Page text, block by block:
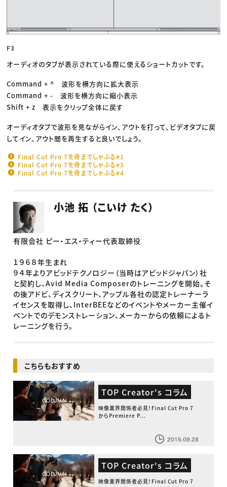
F3
オーディオのタブが表示されている際に使えるショートカットです。
Command + ^ 波形を横方向に拡大表示
Command + - 波形を横方向に縮小表示
Shift + z 表示をクリップ全体に戻す
オーディオタブで波形を見ながらイン、アウトを打って、ビデオタブに戻
してイン、アウト間を再生すると良いでしょう。
Final Cut Pro 7を骨までしゃぶる#1
Final Cut Pro 7を骨までしゃぶる#3
Final Cut Pro 7を骨までしゃぶる#4
小池 拓 （こいけ たく）
有限会社 ピー・エス・ティー代表取締役
１９６８年生まれ
９４年よりアビッドテクノロジー（当時はアビッドジャパン）社
と契約し、Avid Media Composerのトレーニングを開始。そ
の後アドビ、ディスクリート、アップル各社の認定トレーナーラ
イセンスを取得し、InterBEEなどのイベントやメーカー主催イ
ベントでのデモンストレーション、メーカーからの依頼によるト
レーニングを行う。
こちらもおすすめ
TOP Creator's コラム
映像業界関係者必見！Final Cut Pro 7
からPremiere P…
2015.09.28
TOP Creator's コラム
映像業界関係者必見！Final Cut Pro 7